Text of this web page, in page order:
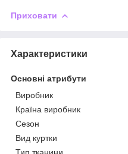
Приховати
Характеристики
Основні атрибути
Виробник
Країна виробник
Сезон
Вид куртки